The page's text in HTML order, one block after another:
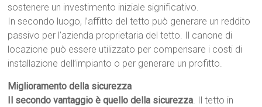
sostenere un investimento iniziale significativo.
In secondo luogo, l’affitto del tetto può generare un reddito
passivo per l’azienda proprietaria del tetto. Il canone di
locazione può essere utilizzato per compensare i costi di
installazione dell’impianto o per generare un profitto.
Miglioramento della sicurezza
Il secondo vantaggio è quello della sicurezza. Il tetto in